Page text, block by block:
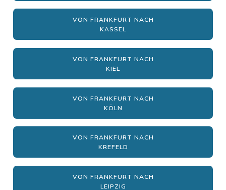
VON FRANKFURT NACH
KASSEL
VON FRANKFURT NACH
KIEL
VON FRANKFURT NACH
KÖLN
VON FRANKFURT NACH
KREFELD
VON FRANKFURT NACH
LEIPZIG